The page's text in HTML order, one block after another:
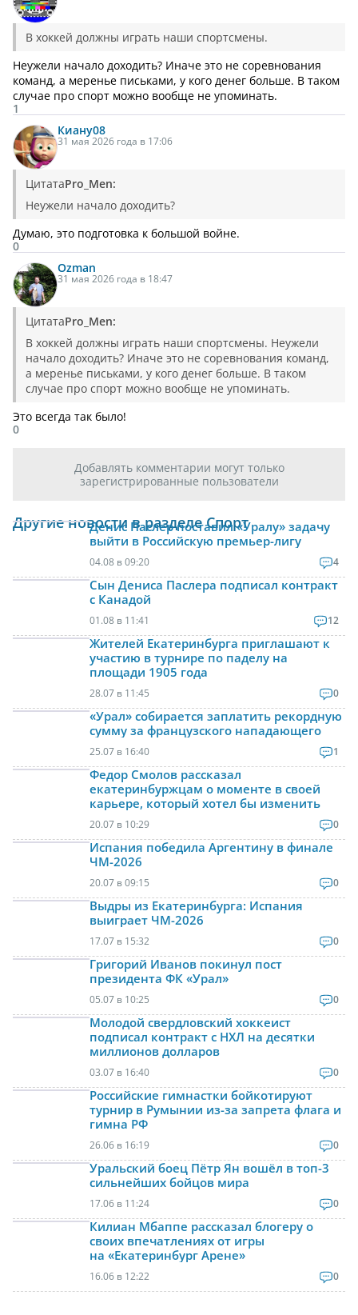
В хоккей должны играть наши спортсмены.
Неужели начало доходить? Иначе это не соревнования
команд, а меренье письками, у кого денег больше. В таком
случае про спорт можно вообще не упоминать.
1
Киану08
31 мая 2026 года в 17:06
ЦитатаPro_Men:
Неужели начало доходить?
Думаю, это подготовка к большой войне.
0
Ozman
31 мая 2026 года в 18:47
ЦитатаPro_Men:
В хоккей должны играть наши спортсмены. Неужели
начало доходить? Иначе это не соревнования команд,
а меренье письками, у кого денег больше. В таком
случае про спорт можно вообще не упоминать.
Это всегда так было!
0
Добавлять комментарии могут только
зарегистрированные пользователи
Другие новости в разделе Спорт
Денис Паслер поставил «Уралу» задачу
выйти в Российскую премьер-лигу
04.08 в 09:20 4
Сын Дениса Паслера подписал контракт
с Канадой
01.08 в 11:41 12
Жителей Екатеринбурга приглашают к
участию в турнире по паделу на
площади 1905 года
28.07 в 11:45 0
«Урал» собирается заплатить рекордную
сумму за французского нападающего
25.07 в 16:40 1
Федор Смолов рассказал
екатеринбуржцам о моменте в своей
карьере, который хотел бы изменить
20.07 в 10:29 0
Испания победила Аргентину в финале
ЧМ-2026
20.07 в 09:15 0
Выдры из Екатеринбурга: Испания
выиграет ЧМ-2026
17.07 в 15:32 0
Григорий Иванов покинул пост
президента ФК «Урал»
05.07 в 10:25 0
Молодой свердловский хоккеист
подписал контракт с НХЛ на десятки
миллионов долларов
03.07 в 16:40 0
Российские гимнастки бойкотируют
турнир в Румынии из-за запрета флага и
гимна РФ
26.06 в 16:19 0
Уральский боец Пётр Ян вошёл в топ-3
сильнейших бойцов мира
17.06 в 11:24 0
Килиан Мбаппе рассказал блогеру о
своих впечатлениях от игры
на «Екатеринбург Арене»
16.06 в 12:22 0